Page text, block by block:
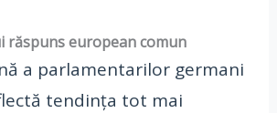
răspuns european comun
a parlamentarilor germani
tendința tot mai